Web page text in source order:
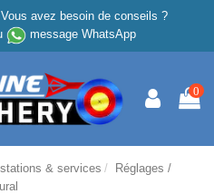
avez besoin de conseils ?
message WhatsApp
0
& services
Réglages /